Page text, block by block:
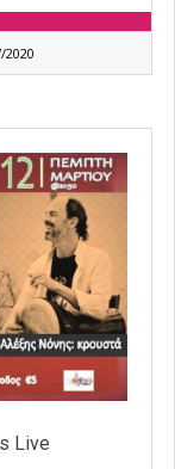
2020
Live